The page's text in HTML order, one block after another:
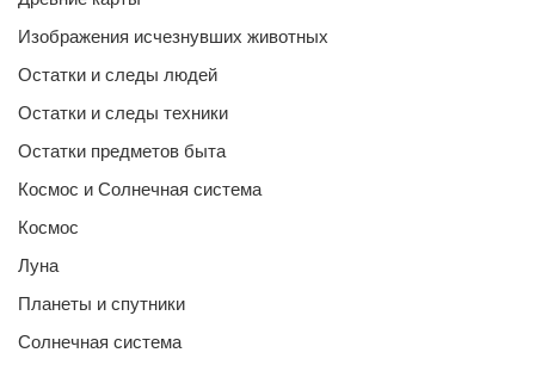
Изображения исчезнувших животных
Остатки и следы людей
Остатки и следы техники
Остатки предметов быта
Космос и Солнечная система
Космос
Луна
Планеты и спутники
Солнечная система